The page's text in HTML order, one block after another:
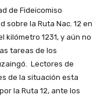
de Fideicomiso
sobre la Ruta Nac. 12 en
kilómetro 1231, y aún no
tareas de los
Lectores de
de la situación esta
la Ruta 12, ante los